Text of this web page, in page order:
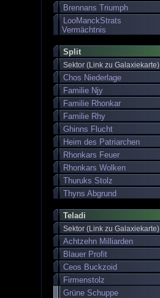
Brennans Triumph
LooManckStrats
Vermächtnis
Split
Sektor (Link zu Galaxiekarte)
Chos Niederlage
Familie Njy
Familie Rhonkar
Familie Rhy
Ghinns Flucht
Heim des Patriarchen
Rhonkars Feuer
Rhonkars Wolken
Thuruks Stolz
Thyns Abgrund
Teladi
Sektor (Link zu Galaxiekarte)
Achtzehn Milliarden
Blauer Profit
Ceos Buckzoid
Firmenstolz
Grüne Schuppe